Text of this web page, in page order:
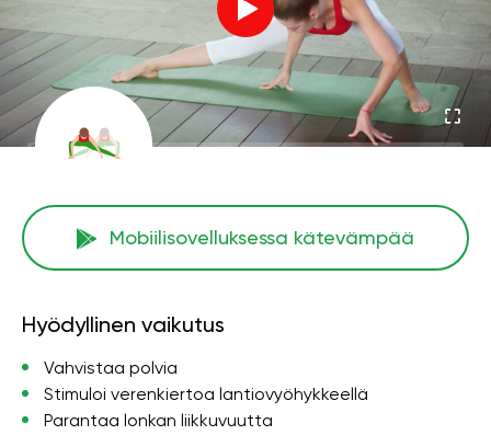
Mobiilisovelluksessa kätevämpää
Hyödyllinen vaikutus
Vahvistaa polvia
Stimuloi verenkiertoa lantiovyöhykkeellä
Parantaa lonkan liikkuvuutta